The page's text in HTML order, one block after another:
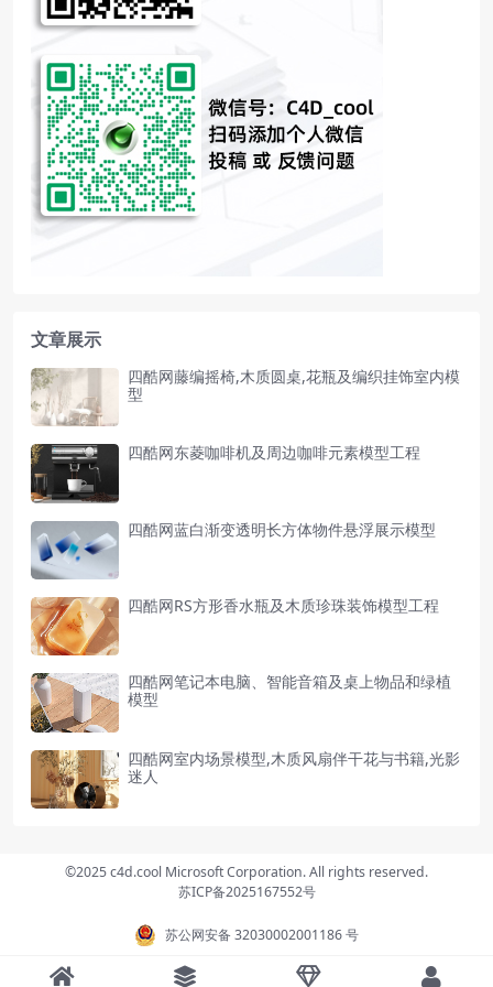
文章展示
四酷网藤编摇椅,木质圆桌,花瓶及编织挂饰室内模
型
四酷网东菱咖啡机及周边咖啡元素模型工程
四酷网蓝白渐变透明长方体物件悬浮展示模型
四酷网RS方形香水瓶及木质珍珠装饰模型工程
四酷网笔记本电脑、智能音箱及桌上物品和绿植
模型
四酷网室内场景模型,木质风扇伴干花与书籍,光影
迷人
©2025 c4d.cool Microsoft Corporation. All rights reserved.
苏ICP备2025167552号
苏公网安备 32030002001186 号